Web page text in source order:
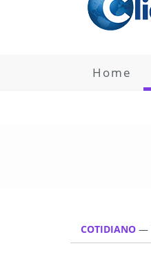
Home
COTIDIANO —